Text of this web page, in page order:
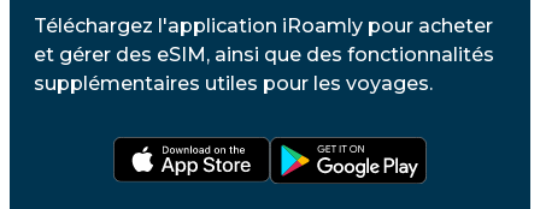
Téléchargez l'application iRoamly pour acheter
et gérer des eSIM, ainsi que des fonctionnalités
supplémentaires utiles pour les voyages.